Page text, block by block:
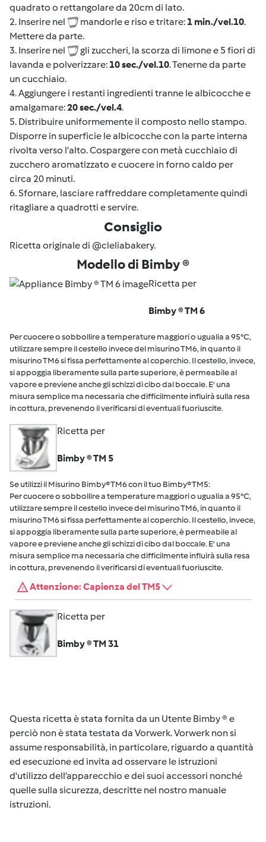
quadrato o rettangolare da 20cm di lato.
2. Inserire nel
mandorle e riso e tritare: 1 min./vel.10.
Mettere da parte.
3. Inserire nel
gli zuccheri, la scorza di limone e 5 fiori di
lavanda e polverizzare: 10 sec./vel.10. Tenerne da parte
un cucchiaio.
4. Aggiungere i restanti ingredienti tranne le albicocche e
amalgamare:20 sec./vel.4.
5. Distribuire uniformemente il composto nello stampo.
Disporre in superficie le albicocche con la parte interna
rivolta verso l'alto. Cospargere con metà cucchiaio di
zucchero aromatizzato e cuocere in forno caldo per
circa 20 minuti.
6. Sfornare, lasciare raffreddare completamente quindi
ritagliare a quadrotti e servire.
Consiglio
Ricetta originale di @cleliabakery.
Modello di Bimby ®
Ricetta per
Bimby ® TM 6
Per cuocere o sobbollire a temperature maggiori o ugualia a 95°C,
utilizzare sempre il cestello invece del misurino TM6, in quanto il
misurino TM6 si fissa perfettamente al coperchio. Il cestello, invece,
si appoggia liberamente sulla parte superiore, è permeabile al
vapore e previene anche gli schizzi di cibo dal boccale. E' una
misura semplice ma necessaria che difficilmente influirà sulla resa
in cottura, prevenendo il verificarsi di eventuali fuoriuscite.
Ricetta per
Bimby ® TM 5
Se utilizzi il Misurino Bimby® TM6 con il tuo Bimby® TM5:
Per cuocere o sobbollire a temperature maggiori o ugualia a 95°C,
utilizzare sempre il cestello invece del misurino TM6, in quanto il
misurino TM6 si fissa perfettamente al coperchio. Il cestello, invece,
si appoggia liberamente sulla parte superiore, è permeabile al
vapore e previene anche gli schizzi di cibo dal boccale. E' una
misura semplice ma necessaria che difficilmente influirà sulla resa
in cottura, prevenendo il verificarsi di eventuali fuoriuscite.
Attenzione: Capienza del TM5
Ricetta per
Bimby ® TM 31
Questa ricetta è stata fornita da un Utente Bimby ® e
perciò non è stata testata da Vorwerk. Vorwerk non si
assume responsabilità, in particolare, riguardo a quantità
ed esecuzione ed invita ad osservare le istruzioni
d'utilizzo dell’apparecchio e dei suoi accessori nonché
quelle sulla sicurezza, descritte nel nostro manuale
istruzioni.